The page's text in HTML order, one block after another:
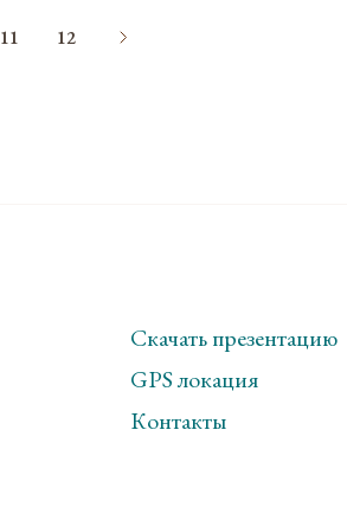
11 12
Скачать презентацию
GPS локация
Контакты